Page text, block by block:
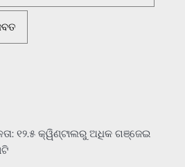
୧୨.୫ କ୍ୱିଣ୍ଟାଲରୁ ଅଧିକ ଗଞ୍ଜେଇ